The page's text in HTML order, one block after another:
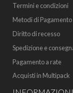
Termini e condizioni
Metodi di Pagamento
Diritto di recesso
Spedizione e
Pagamento a rate
Acquisti in Multipack